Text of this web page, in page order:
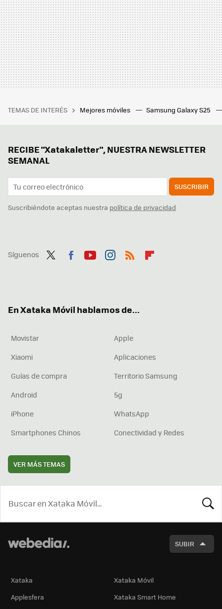
TEMAS DE INTERÉS Mejores móviles Samsung Galaxy S25
RECIBE "Xatakaletter", NUESTRA NEWSLETTER
SEMANAL
SUSCRIBIR
Suscribiéndote aceptas nuestra política de privacidad
Síguenos
En Xataka Móvil hablamos de...
Movistar
Apple
Xiaomi
Aplicaciones
Guías de compra
Territorio Samsung
Android
5g
iPhone
WhatsApp
Smartphones Chinos
Conectividad y Redes
VER MÁS TEMAS
SUBIR
Xataka
Xataka Móvil
Applesfera
Xataka Smart Home